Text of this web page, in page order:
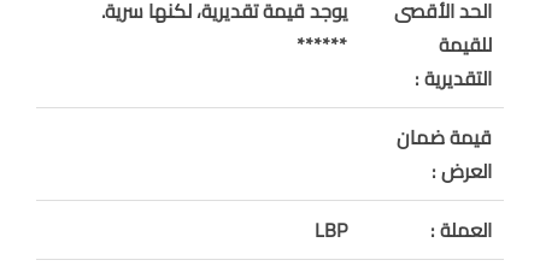
الحد الأقصى
للقيمة
التقديرية :
يوجد قيمة تقديرية، لكنها سرية.
******
قيمة ضمان
العرض :
العملة :
LBP